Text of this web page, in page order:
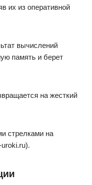
их из оперативной
вычислений
память и берет
на жесткий
стрелками на